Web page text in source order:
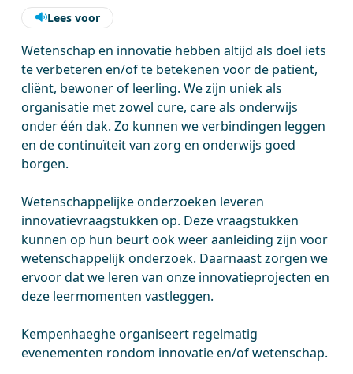
Lees voor
Wetenschap en innovatie hebben altijd als doel iets
te verbeteren en/of te betekenen voor de patiënt,
cliënt, bewoner of leerling. We zijn uniek als
organisatie met zowel cure, care als onderwijs
onder één dak. Zo kunnen we verbindingen leggen
en de continuïteit van zorg en onderwijs goed
borgen.
Wetenschappelijke onderzoeken leveren
innovatievraagstukken op. Deze vraagstukken
kunnen op hun beurt ook weer aanleiding zijn voor
wetenschappelijk onderzoek. Daarnaast zorgen we
ervoor dat we leren van onze innovatieprojecten en
deze leermomenten vastleggen.
Kempenhaeghe organiseert regelmatig
evenementen rondom innovatie en/of wetenschap.